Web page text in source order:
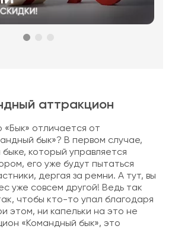
аттракцион
отличается от
бык»? В первом случае,
который управляется
его уже будут пытаться
дергая за ремни. А тут, вы
уже совсем другой! Ведь так
чтобы кто-то упал благодаря
этом, ни капельки на это не
«Командный бык», это